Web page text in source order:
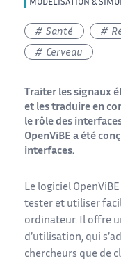
MODÉLISATION &
Santé
Cerveau
Traiter les signaux
et les traduire en
le rôle des
OpenViBE a été
interfaces.
Le logiciel
tester et utiliser
ordinateur. Il offre
d’utilisation, qui
chercheurs que de